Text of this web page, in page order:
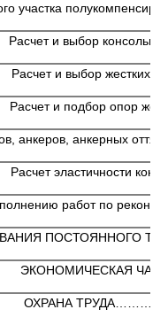
участка
Расчет и выбор
Расчет и выбор
Расчет и подбор опор
анкеров, анкерных
Расчет эластичности
выполнению работ
ЭКОНОМИЧЕСКАЯ
ОХРАНА